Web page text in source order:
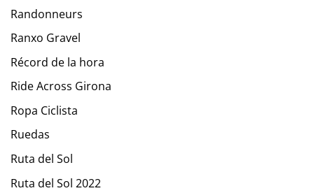
Randonneurs
Ranxo Gravel
Récord de la hora
Ride Across Girona
Ropa Ciclista
Ruedas
Ruta del Sol
Ruta del Sol 2022